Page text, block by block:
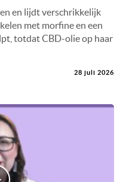
en lijdt verschrikkelijk
met morfine en een
totdat CBD-olie op haar
28 juli 2026